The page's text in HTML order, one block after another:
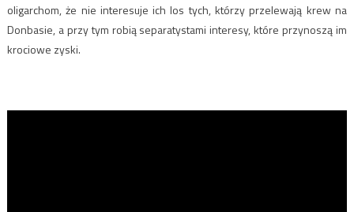
oligarchom, że nie interesuje ich los tych, którzy przelewają krew na
Donbasie, a przy tym robią separatystami interesy, które przynoszą im
krociowe zyski.